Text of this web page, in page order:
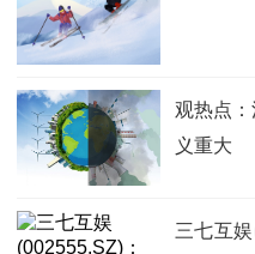
观热点
义重大
三七互